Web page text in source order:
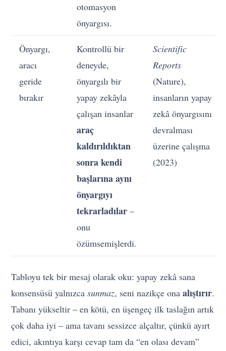
otomasyon
önyargısı.
Önyargı,
aracı
geride
bırakır
Kontrollü bir
deneyde,
önyargılı bir
yapay zekâyla
çalışan insanlar
araç
kaldırıldıktan
sonra kendi
başlarına aynı
önyargıyı
tekrarladılar –
onu
özümsemişlerdi.
Scientific
Reports
(Nature),
insanların yapay
zekâ önyargısını
devralması
üzerine çalışma
(2023)
Tabloyu tek bir mesaj olarak oku: yapay zekâ sana
konsensüsü yalnızcasunmaz, seni nazikçe onaalıştırır.
Tabanı yükseltir – en kötü, en üşengeç ilk taslağın artık
çok daha iyi – ama tavanı sessizce alçaltır, çünkü ayırt
edici, akıntıya karşı cevap tam da “en olası devam”